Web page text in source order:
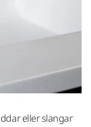
eller slangar